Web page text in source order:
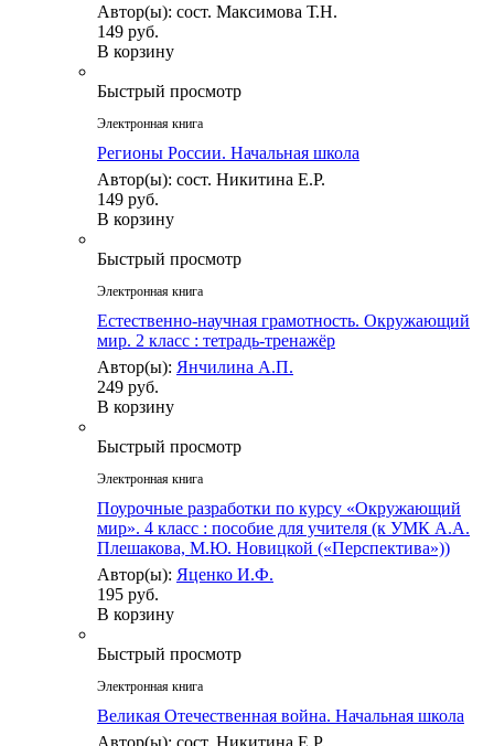
Автор(ы): сост. Максимова Т.Н.
149 руб.
В корзину
Быстрый просмотр
Электронная книга
Регионы России. Начальная школа
Автор(ы): сост. Никитина Е.Р.
149 руб.
В корзину
Быстрый просмотр
Электронная книга
Естественно-научная грамотность. Окружающий
мир. 2 класс : тетрадь-тренажёр
Автор(ы): Янчилина А.П.
249 руб.
В корзину
Быстрый просмотр
Электронная книга
Поурочные разработки по курсу «Окружающий
мир». 4 класс : пособие для учителя (к УМК А.А.
Плешакова, М.Ю. Новицкой («Перспектива»))
Автор(ы): Яценко И.Ф.
195 руб.
В корзину
Быстрый просмотр
Электронная книга
Великая Отечественная война. Начальная школа